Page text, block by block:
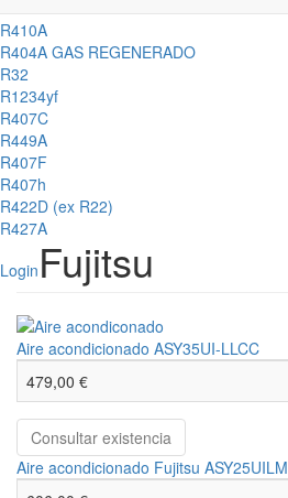
R410A
R404A GAS REGENERADO
R32
R1234yf
R407C
R449A
R407F
R407h
R422D (ex R22)
R427A
Login Fujitsu
Aire acondicionado ASY35UI-LLCC
479,00 €
Consultar existencia
Aire acondicionado Fujitsu ASY25UILM